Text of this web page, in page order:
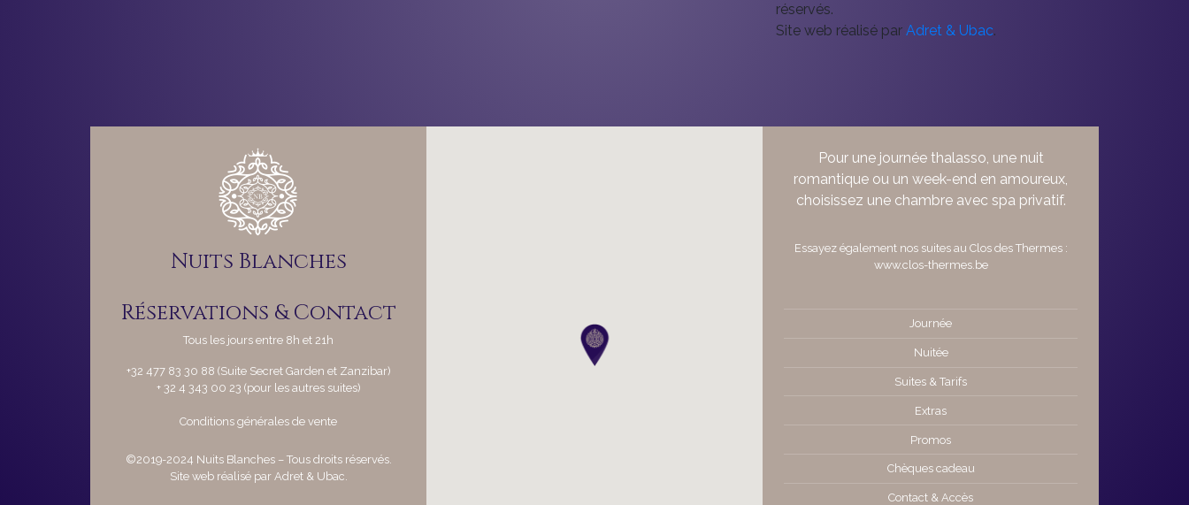
réservés.
Site web réalisé par Adret & Ubac.
Nuits Blanches
Réservations & Contact
Tous les jours entre 8h et 21h
+32 477 83 30 88 (Suite Secret Garden et Zanzibar)
+ 32 4 343 00 23 (pour les autres suites)
Conditions générales de vente
©2019-2024 Nuits Blanches – Tous droits réservés.
Site web réalisé par Adret & Ubac.
Pour une journée thalasso, une nuit
romantique ou un week-end en amoureux,
choisissez une chambre avec spa privatif.
Essayez également nos suites au Clos des Thermes :
www.clos-thermes.be
Journée
Nuitée
Suites & Tarifs
Extras
Promos
Chèques cadeau
Contact & Accès